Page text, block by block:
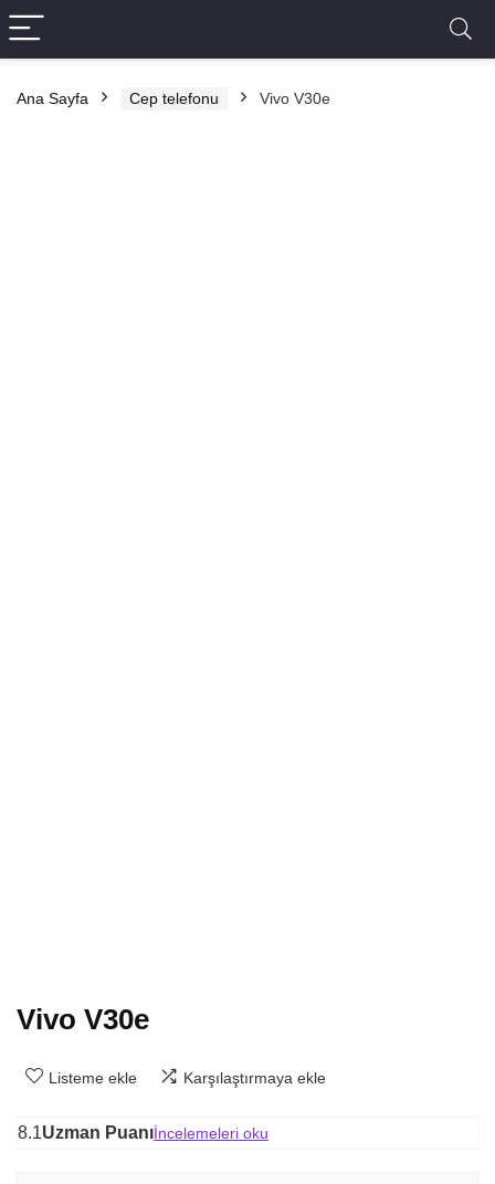
Ana Sayfa Cep telefonu Vivo V30e
Vivo V30e
Listeme ekle Karşılaştırmaya ekle
8.1Uzman Puanıİncelemeleri oku